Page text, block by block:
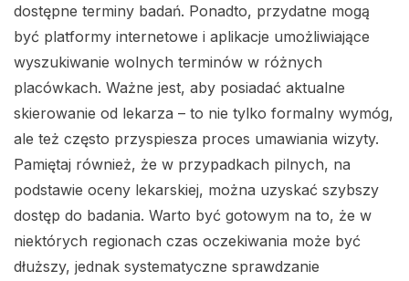
dostępne terminy badań. Ponadto, przydatne mogą
być platformy internetowe i aplikacje umożliwiające
wyszukiwanie wolnych terminów w różnych
placówkach. Ważne jest, aby posiadać aktualne
skierowanie od lekarza – to nie tylko formalny wymóg,
ale też często przyspiesza proces umawiania wizyty.
Pamiętaj również, że w przypadkach pilnych, na
podstawie oceny lekarskiej, można uzyskać szybszy
dostęp do badania. Warto być gotowym na to, że w
niektórych regionach czas oczekiwania może być
dłuższy, jednak systematyczne sprawdzanie